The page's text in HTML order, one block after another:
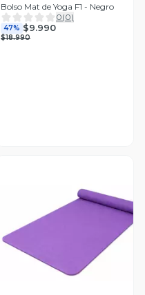
Bolso Mat de Yoga F1 - Negro
0(0)
47% $9.990
$18.990